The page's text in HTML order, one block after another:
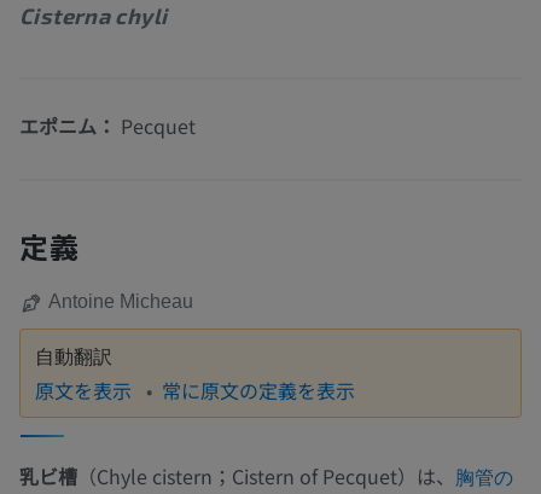
Cisterna chyli
エポニム： Pecquet
定義
Antoine Micheau
自動翻訳
原文を表示 常に原文の定義を表示
乳ビ槽 （Chyle cistern；Cistern of Pecquet）は、 胸管の